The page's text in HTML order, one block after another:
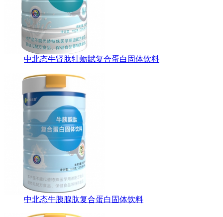
中北态牛肾肽牡蛎賦复合蛋白固体饮料
中北态牛胰腺肽复合蛋白固体饮料